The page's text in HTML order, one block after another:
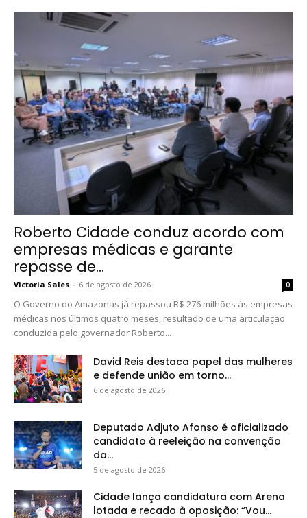
Roberto Cidade conduz acordo com
empresas médicas e garante
repasse de...
Victoria Sales - 6 de agosto de 2026 0
O Governo do Amazonas já repassou R$ 276 milhões às empresas
médicas nos últimos quatro meses, resultado de uma articulação
conduzida pelo governador Roberto...
David Reis destaca papel das mulheres
e defende união em torno...
6 de agosto de 2026
Deputado Adjuto Afonso é oficializado
candidato à reeleição na convenção
da...
5 de agosto de 2026
Cidade lança candidatura com Arena
lotada e recado à oposição: “Vou...